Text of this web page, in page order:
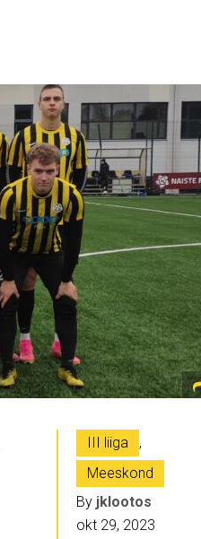
III liiga
,
Meeskond
By jklootos
okt 29, 2023